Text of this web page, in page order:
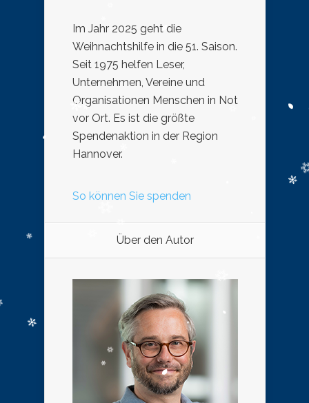
Im Jahr 2025 geht die
Weihnachtshilfe in die 51. Saison.
Seit 1975 helfen Leser,
Unternehmen, Vereine und
Organisationen Menschen in Not
vor Ort. Es ist die größte
Spendenaktion in der Region
Hannover.
So können Sie spenden
Über den Autor